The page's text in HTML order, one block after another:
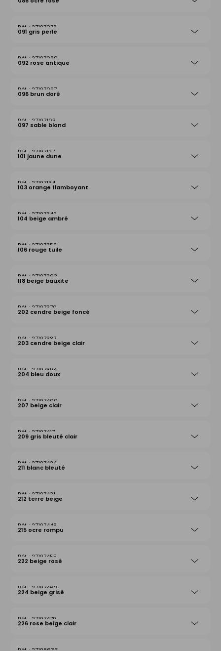
27197073
091 gris perle
27197080
092 rose antique
27197097
096 brun doré
27197103
097 sable blond
27197127
101 jaune dune
27197134
103 orange flamboyant
27197349
104 beige ambré
27197356
106 rouge tuile
27197363
118 beige bauxite
27197370
202 cendre beige foncé
27197387
203 cendre beige clair
27197394
204 bleu doux
27197400
207 beige clair
27197417
209 gris bleuté clair
27197424
211 blanc bleuté
27197431
212 terre beige
27197448
215 ocre rompu
27197455
222 beige rosé
27197462
224 beige grisé
27197479
226 rose beige clair